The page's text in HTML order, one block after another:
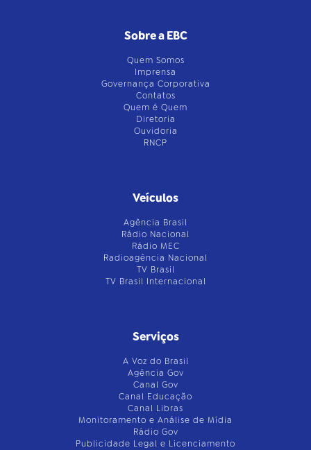
Sobre a EBC
Quem Somos
Imprensa
Governança Corporativa
Contatos
Quem é Quem
Diretoria
Ouvidoria
RNCP
Veículos
Agência Brasil
Rádio Nacional
Rádio MEC
Radioagência Nacional
TV Brasil
TV Brasil Internacional
Serviços
A Voz do Brasil
Agência Gov
Canal Gov
Canal Educação
Canal Libras
Monitoramento e Análise de Mídia
Rádio Gov
Publicidade Legal e Licenciamento